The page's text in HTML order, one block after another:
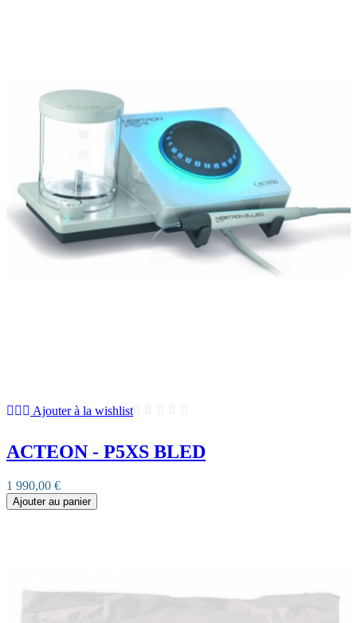
Ajouter à la wishlist
ACTEON - P5XS BLED
1 990,00 €
Ajouter au panier